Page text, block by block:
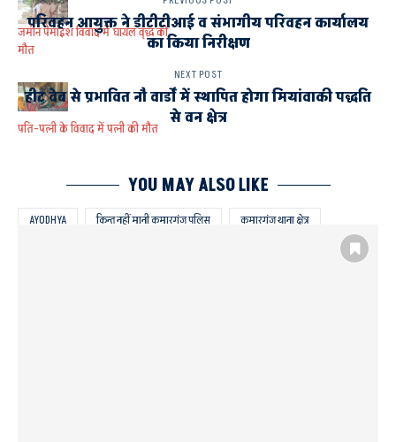
जमीन पैमाइश विवाद में घायल वृद्ध की
मौत
पति-पत्नी के विवाद में पत्नी की मौत
AYODHYA किन्तु नहीं मानी कुमारगंज पुलिस कुमारगंज थाना क्षेत्र
परिवहन आयुक्त ने डीटीटीआई व संभागीय परिवहन कार्यालय
का किया निरीक्षण
NEXT POST
हीट वेब से प्रभावित नौ वार्डों में स्थापित होगा मियांवाकी पद्धति
से वन क्षेत्र
YOU MAY ALSO LIKE